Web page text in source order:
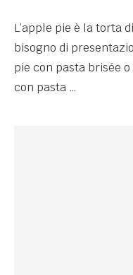
L’apple pie è la torta
bisogno di
pie con pasta brisée
con pasta …